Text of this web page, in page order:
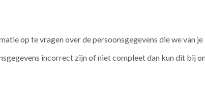
op te vragen over de persoonsgegevens die we van
incorrect zijn of niet compleet dan kun dit bij